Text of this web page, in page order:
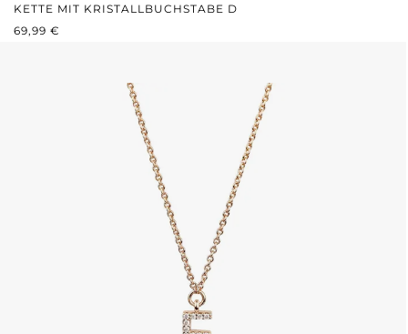
KETTE MIT KRISTALLBUCHSTABE D
REGULÄRER PREIS:
69,99 €